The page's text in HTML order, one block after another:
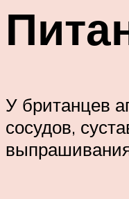
У британцев
сосудов,